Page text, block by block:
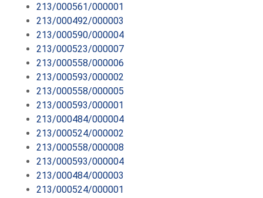
213/000561/000001
213/000492/000003
213/000590/000004
213/000523/000007
213/000558/000006
213/000593/000002
213/000558/000005
213/000593/000001
213/000484/000004
213/000524/000002
213/000558/000008
213/000593/000004
213/000484/000003
213/000524/000001